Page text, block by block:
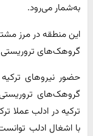
به‌شمار می‌رود.
این منطقه در مرز
گروهک‌های تروریستی
حضور نیروهای
گروهک‌های
ترکیه در ادلب عملا
با اشغال ادلب